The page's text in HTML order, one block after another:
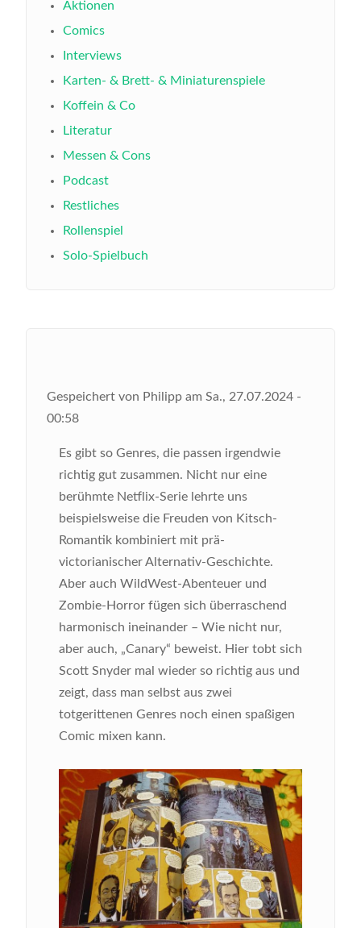
Aktionen
Comics
Interviews
Karten- & Brett- & Miniaturenspiele
Koffein & Co
Literatur
Messen & Cons
Podcast
Restliches
Rollenspiel
Solo-Spielbuch
Gespeichert von Philipp am Sa., 27.07.2024 -
00:58
Es gibt so Genres, die passen irgendwie
richtig gut zusammen. Nicht nur eine
berühmte Netflix-Serie lehrte uns
beispielsweise die Freuden von Kitsch-
Romantik kombiniert mit prä-
victorianischer Alternativ-Geschichte.
Aber auch WildWest-Abenteuer und
Zombie-Horror fügen sich überraschend
harmonisch ineinander – Wie nicht nur,
aber auch, „Canary“ beweist. Hier tobt sich
Scott Snyder mal wieder so richtig aus und
zeigt, dass man selbst aus zwei
totgerittenen Genres noch einen spaßigen
Comic mixen kann.
Bild